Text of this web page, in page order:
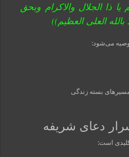
یا ذا الجلال والاکرام وبحق
العلی العظیم))
توصیه می‌شود:
بسته زندگی
دعای شریفه
است: